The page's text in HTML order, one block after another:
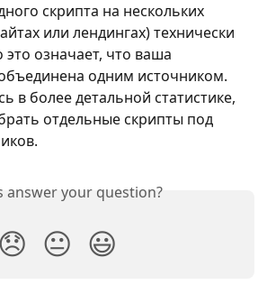
скрипта на нескольких
или лендингах) технически
означает, что ваша
одним источником.
в более детальной статистике,
отдельные скрипты под
answer your question?
😞 😐 😃